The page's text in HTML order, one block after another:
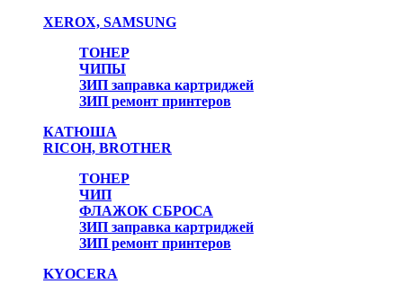
XEROX, SAMSUNG
ТОНЕР
ЧИПЫ
ЗИП заправка картриджей
ЗИП ремонт принтеров
КАТЮША
RICOH, BROTHER
ТОНЕР
ЧИП
ФЛАЖОК СБРОСА
ЗИП заправка картриджей
ЗИП ремонт принтеров
KYOCERA